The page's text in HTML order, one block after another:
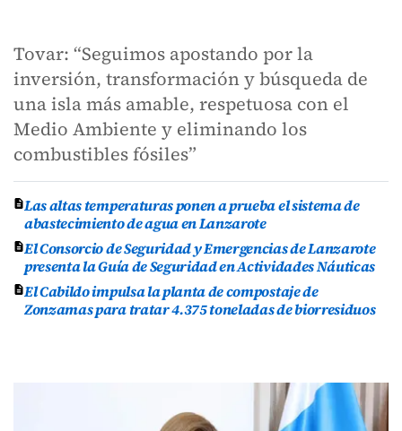
Tovar: “Seguimos apostando por la
inversión, transformación y búsqueda de
una isla más amable, respetuosa con el
Medio Ambiente y eliminando los
combustibles fósiles”
Las altas temperaturas ponen a prueba el sistema de
abastecimiento de agua en Lanzarote
El Consorcio de Seguridad y Emergencias de Lanzarote
presenta la Guía de Seguridad en Actividades Náuticas
El Cabildo impulsa la planta de compostaje de
Zonzamas para tratar 4.375 toneladas de biorresiduos